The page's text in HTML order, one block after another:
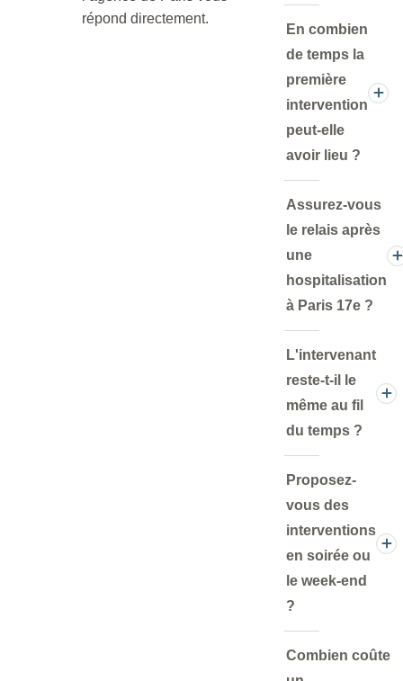
répond directement.
En combien
de temps la
première
intervention
peut-elle
avoir lieu ?
Assurez-vous
le relais après
une
hospitalisation
à Paris 17e ?
L'intervenant
reste-t-il le
même au fil
du temps ?
Proposez-
vous des
interventions
en soirée ou
le week-end
?
Combien coûte